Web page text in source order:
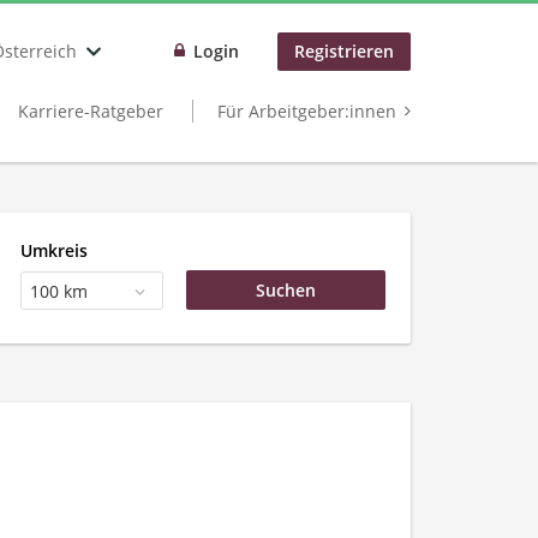
Login Registrieren
Karriere-Ratgeber Für Arbeitgeber:innen
Umkreis
100 km